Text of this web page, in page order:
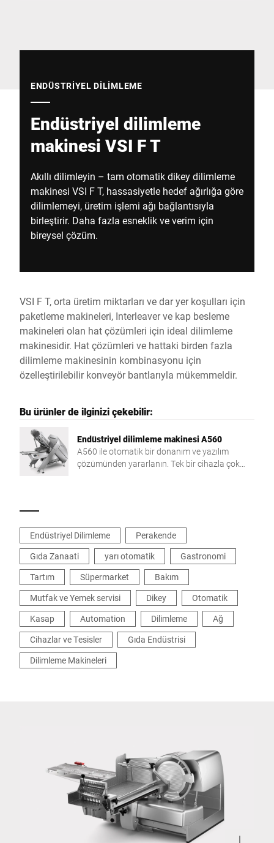
ENDÜSTRIYEL DILIMLEME
Endüstriyel dilimleme
makinesi VSI F T
Akıllı dilimleyin – tam otomatik dikey dilimleme
makinesi VSI F T, hassasiyetle hedef ağırlığa göre
dilimlemeyi, üretim işlemi ağı bağlantısıyla
birleştirir. Daha fazla esneklik ve verim için
bireysel çözüm.
VSI F T, orta üretim miktarları ve dar yer koşulları için
paketleme makineleri, Interleaver ve kap besleme
makineleri olan hat çözümleri için ideal dilimleme
makinesidir. Hat çözümleri ve hattaki birden fazla
dilimleme makinesinin kombinasyonu için
özelleştirilebilir konveyör bantlarıyla mükemmeldir.
Bu ürünler de ilginizi çekebilir:
Endüstriyel dilimleme makinesi A560
A560 ile otomatik bir donanım ve yazılım
çözümünden yararlanın. Tek bir cihazla çok
Endüstriyel Dilimleme
Perakende
Gıda Zanaati
yarı otomatik
Gastronomi
Tartım
Süpermarket
Bakım
Mutfak ve Yemek servisi
Dikey
Otomatik
Kasap
Automation Dilimleme
Ağ
Cihazlar ve Tesisler
Gıda Endüstrisi
Dilimleme Makineleri